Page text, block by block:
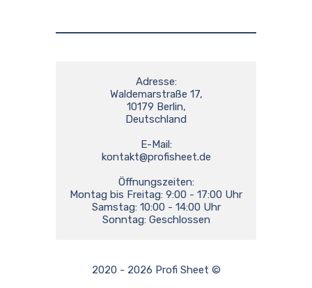
Adresse:
Waldemarstraße 17,
10179 Berlin,
Deutschland
kontakt@profisheet.de
Öffnungszeiten:
Montag bis Freitag: 9:00 - 17:00 Uhr
Samstag: 10:00 - 14:00 Uhr
Sonntag: Geschlossen
2020 - 2026 Profi Sheet ©